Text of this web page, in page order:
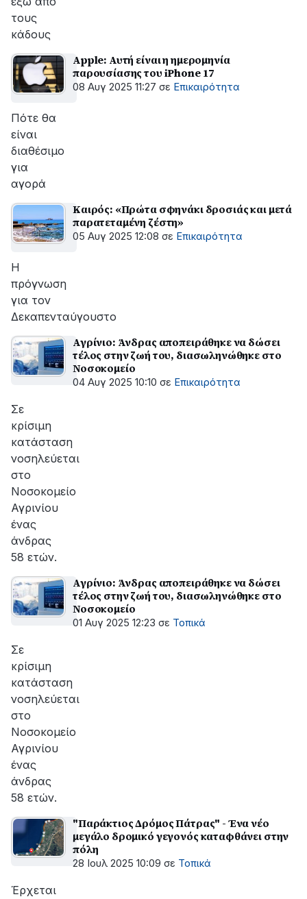
τους
κάδους
Apple: Αυτή είναι η ημερομηνία
παρουσίασης του iPhone 17
08 Αυγ 2025 11:27 σε Επικαιρότητα
Πότε θα
είναι
διαθέσιμο
για
αγορά
Καιρός: «Πρώτα σφηνάκι δροσιάς και μετά
παρατεταμένη ζέστη»
05 Αυγ 2025 12:08 σε Επικαιρότητα
Η
πρόγνωση
για τον
Δεκαπενταύγουστο
Αγρίνιο: Άνδρας αποπειράθηκε να δώσει
τέλος στην ζωή του, διασωληνώθηκε στο
Νοσοκομείο
04 Αυγ 2025 10:10 σε Επικαιρότητα
Σε
κρίσιμη
κατάσταση
νοσηλεύεται
στο
Νοσοκομείο
Αγρινίου
ένας
άνδρας
58 ετών.
Αγρίνιο: Άνδρας αποπειράθηκε να δώσει
τέλος στην ζωή του, διασωληνώθηκε στο
Νοσοκομείο
01 Αυγ 2025 12:23 σε Τοπικά
Σε
κρίσιμη
κατάσταση
νοσηλεύεται
στο
Νοσοκομείο
Αγρινίου
ένας
άνδρας
58 ετών.
"Παράκτιος Δρόμος Πάτρας" - Ένα νέο
μεγάλο δρομικό γεγονός καταφθάνει στην
πόλη
28 Ιουλ 2025 10:09 σε Τοπικά
Έρχεται